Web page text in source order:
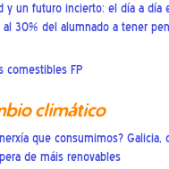
y un futuro incierto: el día a día
al 30% del alumnado a tener
comestibles FP
climático
que consumimos? Galicia,
de máis renovables